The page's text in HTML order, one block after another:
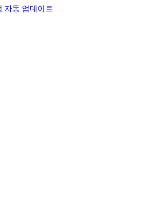
자동 업데이트